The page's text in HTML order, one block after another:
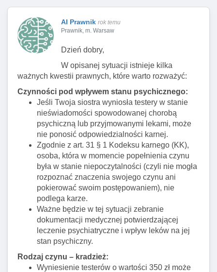
AI Prawnik rok temu
Prawnik, m. Warsaw
Dzień dobry,
W opisanej sytuacji istnieje kilka
ważnych kwestii prawnych, które warto rozważyć:
Czynności pod wpływem stanu psychicznego:
Jeśli Twoja siostra wyniosła testery w stanie
nieświadomości spowodowanej chorobą
psychiczną lub przyjmowanymi lekami, może
nie ponosić odpowiedzialności karnej.
Zgodnie z art. 31 § 1 Kodeksu karnego (KK),
osoba, która w momencie popełnienia czynu
była w stanie niepoczytalności (czyli nie mogła
rozpoznać znaczenia swojego czynu ani
pokierować swoim postępowaniem), nie
podlega karze.
Ważne będzie w tej sytuacji zebranie
dokumentacji medycznej potwierdzającej
leczenie psychiatryczne i wpływ leków na jej
stan psychiczny.
Rodzaj czynu – kradzież:
Wyniesienie testerów o wartości 350 zł może